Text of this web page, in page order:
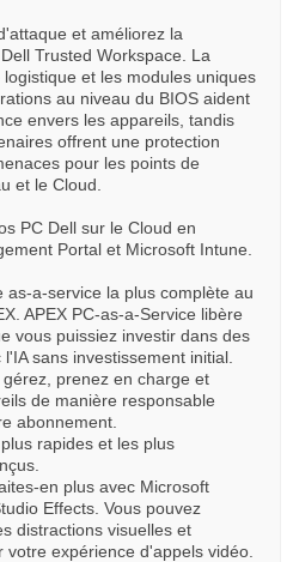
et améliorez la
Trusted Workspace. La
et les modules uniques
au niveau du BIOS aident
envers les appareils, tandis
offrent une protection
pour les points de
et le Cloud.
PC Dell sur le Cloud en
Portal et Microsoft Intune.
as-a-service la plus complète au
APEX PC-as-a-Service libère
vous puissiez investir dans des
sans investissement initial.
prenez en charge et
de manière responsable
abonnement.
rapides et les plus
en plus avec Microsoft
Effects. Vous pouvez
distractions visuelles et
expérience d'appels vidéo.